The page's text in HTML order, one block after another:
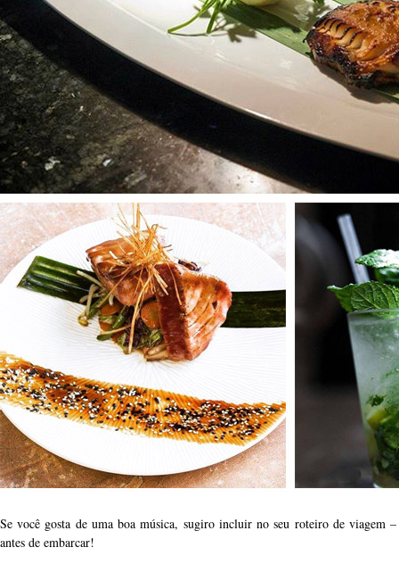
Se você gosta de uma boa música, sugiro incluir no seu roteiro de viagem –
antes de embarcar!